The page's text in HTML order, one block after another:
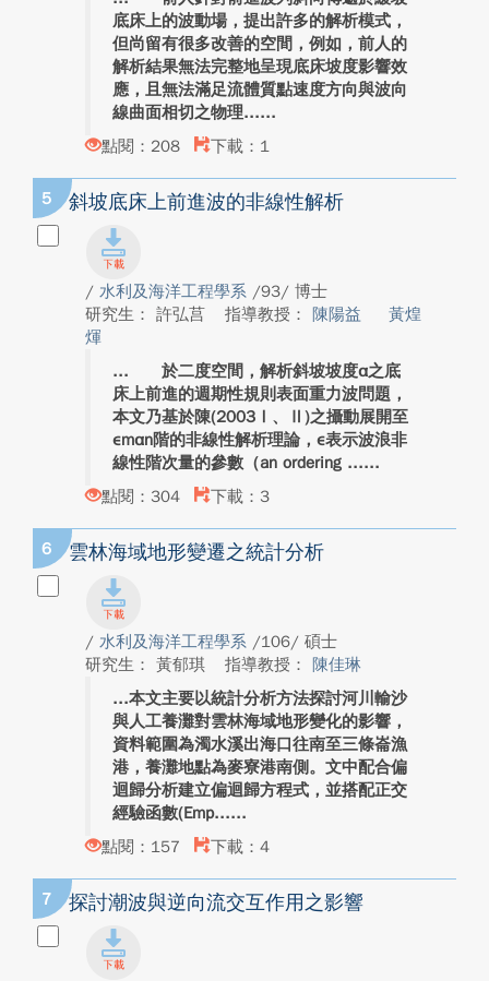
底床上的波動場，提出許多的解析模式，
但尚留有很多改善的空間，例如，前人的
解析結果無法完整地呈現底床坡度影響效
應，且無法滿足流體質點速度方向與波向
線曲面相切之物理...
點閱：208
下載：1
5 斜坡底床上前進波的非線性解析
/ 水利及海洋工程學系 /93/ 博士
研究生： 許弘莒
指導教授： 陳陽益
黃煌
煇
於二度空間，解析斜坡坡度α之底
床上前進的週期性規則表面重力波問題，
本文乃基於陳(2003Ⅰ、Ⅱ)之攝動展開至
εmαn階的非線性解析理論，ε表示波浪非
線性階次量的參數（an ordering ...
點閱：304
下載：3
6 雲林海域地形變遷之統計分析
/ 水利及海洋工程學系 /106/ 碩士
研究生： 黃郁琪
指導教授： 陳佳琳
本文主要以統計分析方法探討河川輸沙
與人工養灘對雲林海域地形變化的影響，
資料範圍為濁水溪出海口往南至三條崙漁
港，養灘地點為麥寮港南側。文中配合偏
迴歸分析建立偏迴歸方程式，並搭配正交
經驗函數(Emp...
點閱：157
下載：4
7 探討潮波與逆向流交互作用之影響